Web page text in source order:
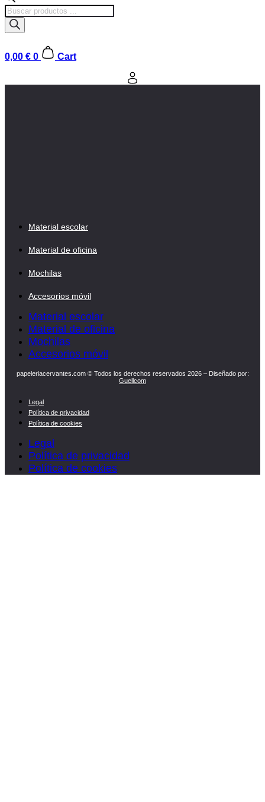
Búsqueda
de
productos
0,00 € 0 Cart
Material escolar
Material de oficina
Mochilas
Accesorios móvil
Material escolar
Material de oficina
Mochilas
Accesorios móvil
papeleriacervantes.com © Todos los derechos reservados 2026 – Diseñado por:
Guellcom
Legal
Política de privacidad
Política de cookies
Legal
Política de privacidad
Política de cookies